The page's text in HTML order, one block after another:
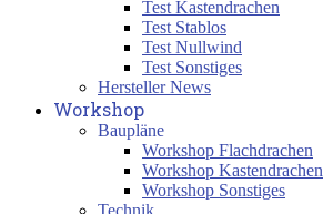
Test Kastendrachen
Test Stablos
Test Nullwind
Test Sonstiges
Hersteller News
Workshop
Baupläne
Workshop Flachdrachen
Workshop Kastendrachen
Workshop Sonstiges
Technik